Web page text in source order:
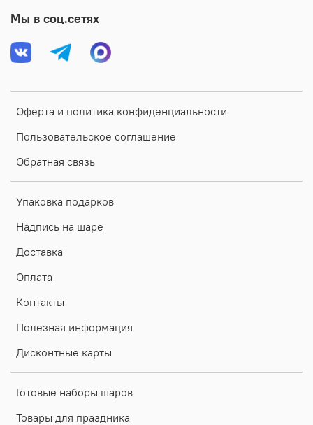
Оферта и политика конфиденциальности
Пользовательское соглашение
Обратная связь
Упаковка подарков
Надпись на шаре
Доставка
Оплата
Контакты
Полезная информация
Дисконтные карты
Готовые наборы шаров
Товары для праздника
Мы в соц.сетях